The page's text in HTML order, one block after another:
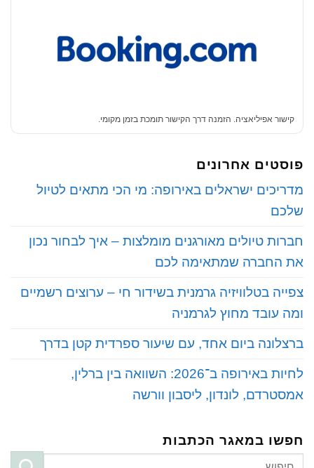
קישור אפיליאציה. הזמנה דרך הקישור תומכת בזמן מקומי.
פוסטים אחרונים
‏מדריכים ישראלים באירופה: מי הכי מתאים לטיול
שלכם
‏חברות טיולים מאורגנים מומלצות – איך לבחור נכון
את החברה שמתאימה לכם
‏צפייה בטלוויזיה גרמנית בשידור חי – ערוצים רשמיים
ומה עובד מחוץ לגרמניה
‏ברצלונה ביום אחד, עם שיעור ספרדית קטן בדרך
‏לחיות באירופה ב־2026: השוואה בין ברלין,
אמסטרדם, לונדון, ליסבון וורשה
חפשו במאגר הכתבות